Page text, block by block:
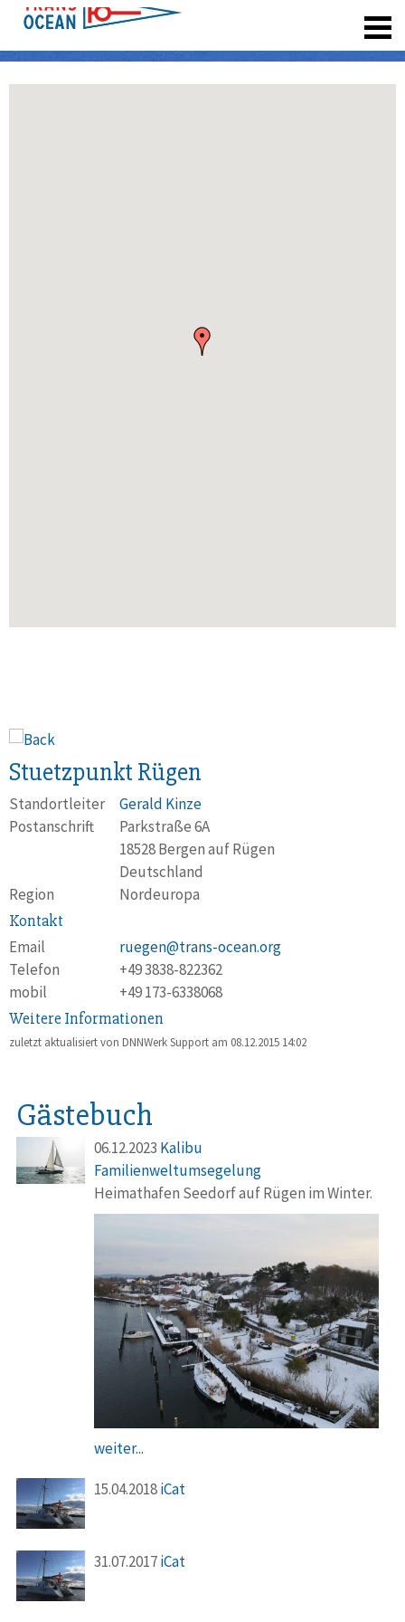
Stuetzpunkt Rügen
Standortleiter
Gerald Kinze
Postanschrift
Parkstraße 6A
18528 Bergen auf Rügen
Deutschland
Region
Nordeuropa
Kontakt
Email
ruegen@trans-ocean.org
Telefon
+49 3838-822362
mobil
+49 173-6338068
Weitere Informationen
zuletzt aktualisiert von DNNWerk Support am 08.12.2015 14:02
Gästebuch
06.12.2023 Kalibu
Familienweltumsegelung
Heimathafen Seedorf auf Rügen im Winter.
weiter...
15.04.2018 iCat
31.07.2017 iCat